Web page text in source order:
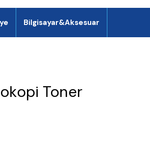
Bilgisayar&Aksesuar
Toner